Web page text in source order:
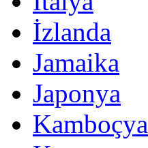
İzlanda
Jamaika
Japonya
Kamboçya